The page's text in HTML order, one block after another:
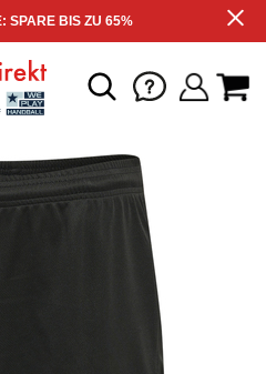
SPARE BIS ZU 65%